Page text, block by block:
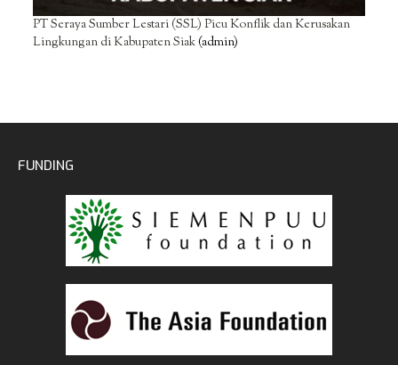
PT Seraya Sumber Lestari (SSL) Picu Konflik dan Kerusakan
Lingkungan di Kabupaten Siak(admin)
FUNDING